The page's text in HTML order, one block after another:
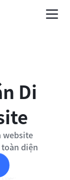
Di
website
diện